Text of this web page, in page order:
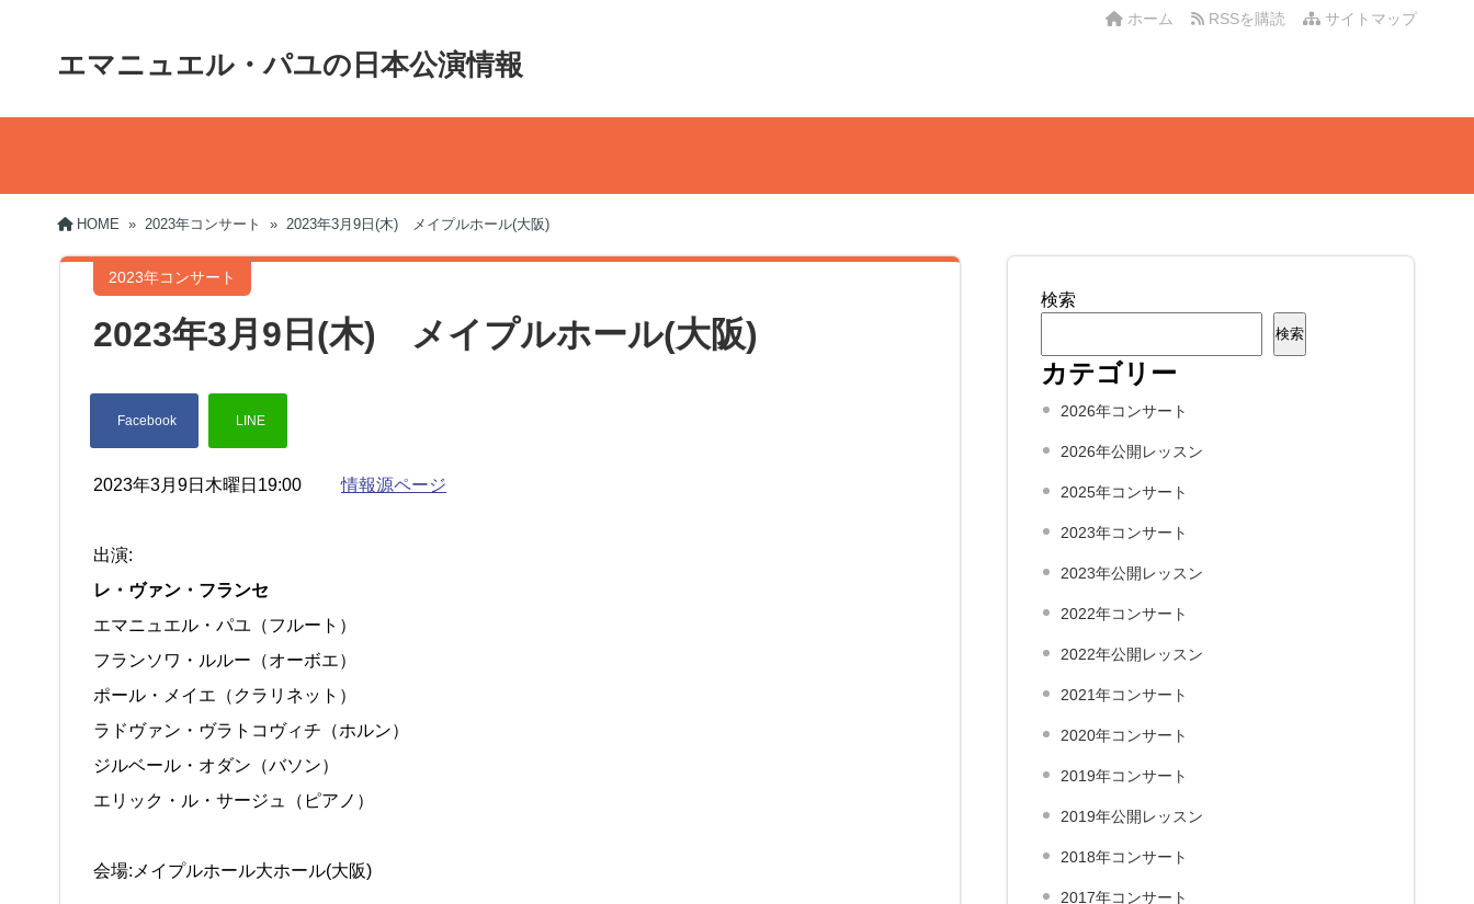
サイトマップ
RSSを購読
ホーム
エマニュエル・パユの日本公演情報
HOME » 2023年コンサート » 2023年3月9日(木) メイプルホール(大阪)
2023年コンサート
2023年3月9日(木) メイプルホール(大阪)
2023年3月9日木曜日19:00情報源ページ
出演:
レ・ヴァン・フランセ
エマニュエル・パユ（フルート）
フランソワ・ルルー（オーボエ）
ポール・メイエ（クラリネット）
ラドヴァン・ヴラトコヴィチ（ホルン）
ジルベール・オダン（バソン）
エリック・ル・サージュ（ピアノ）
会場:メイプルホール大ホール(大阪)
検索
検索
カテゴリー
2026年コンサート
2026年公開レッスン
2025年コンサート
2023年コンサート
2023年公開レッスン
2022年コンサート
2022年公開レッスン
2021年コンサート
2020年コンサート
2019年コンサート
2019年公開レッスン
2018年コンサート
2017年コンサート